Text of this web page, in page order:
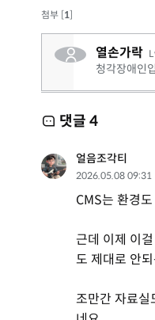
첨부 [1]
열손가락
청각장애인
댓글 4
얼음조각티
2026.05.08 09:31
CMS는 환경
근데 이제 이
도 제대로 안
조만간 자료실